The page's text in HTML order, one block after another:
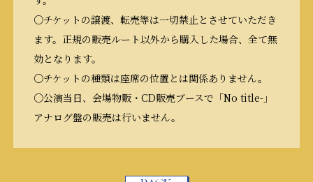
○チケットの譲渡、転売等は一切禁止とさせていただき
ます。正規の販売ルート以外から購入した場合、全て無
効となります。
○チケットの種類は座席の位置とは関係ありません。
○公演当日、会場物販・CD販売ブースで「No title-」
アナログ盤の販売は行いません。